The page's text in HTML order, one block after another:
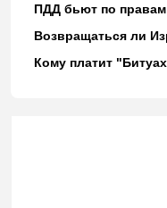
ПДД бьют по
Возвращаться ли
Кому платит